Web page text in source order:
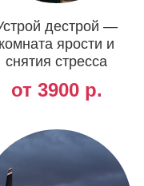
дестрой —
комната ярости и
снятия стресса
от 3900 р.